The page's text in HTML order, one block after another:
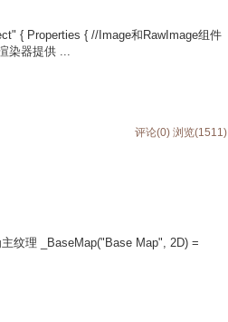
{ Properties { //Image和RawImage组件
染器提供 ...
评论(0) 浏览(1511)
纹理 _BaseMap("Base Map", 2D) =